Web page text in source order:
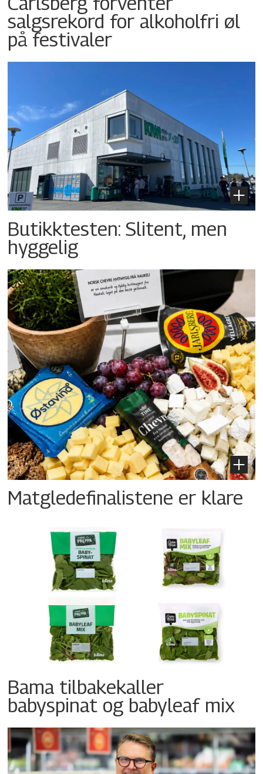
salgsrekord for alkoholfri øl
på festivaler
Butikktesten: Slitent, men
hyggelig
Matgledefinalistene er klare
Bama tilbakekaller
babyspinat og babyleaf mix